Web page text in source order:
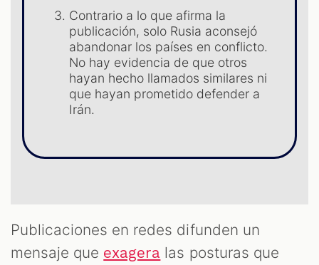
Contrario a lo que afirma la
publicación, solo Rusia aconsejó
abandonar los países en conflicto.
No hay evidencia de que otros
hayan hecho llamados similares ni
que hayan prometido defender a
Irán.
Publicaciones en redes difunden un
mensaje que exagera las posturas que